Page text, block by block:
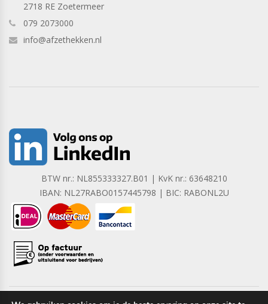
2718 RE Zoetermeer
079 2073000
info@afzethekken.nl
BTW nr.: NL855333327.B01 | KvK nr.: 63648210
IBAN: NL27RABO0157445798 | BIC: RABONL2U